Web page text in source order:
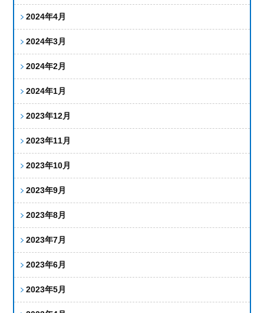
2024年4月
2024年3月
2024年2月
2024年1月
2023年12月
2023年11月
2023年10月
2023年9月
2023年8月
2023年7月
2023年6月
2023年5月